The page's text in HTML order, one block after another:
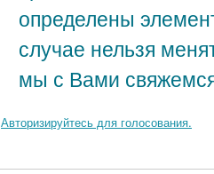
определены
случае нельзя
мы с Вами
Авторизируйтесь для голосования.